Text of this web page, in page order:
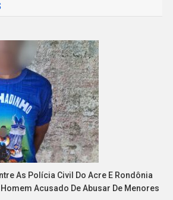
As Polícia Civil Do Acre E Rondônia
Acusado De Abusar De Menores